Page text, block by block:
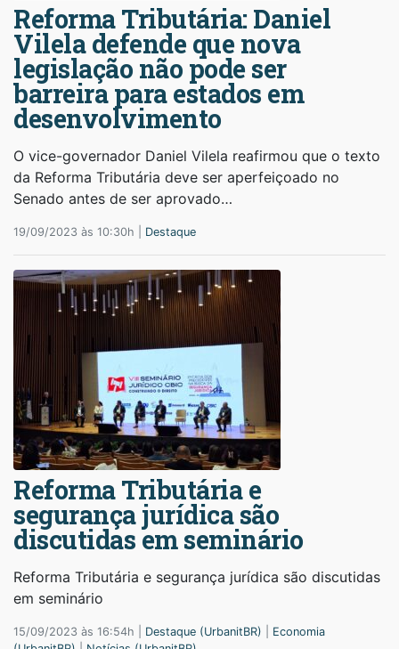
Reforma Tributária: Daniel
Vilela defende que nova
legislação não pode ser
barreira para estados em
desenvolvimento
O vice-governador Daniel Vilela reafirmou que o texto
da Reforma Tributária deve ser aperfeiçoado no
Senado antes de ser aprovado…
19/09/2023 às 10:30h | Destaque
Reforma Tributária e
segurança jurídica são
discutidas em seminário
Reforma Tributária e segurança jurídica são discutidas
em seminário
15/09/2023 às 16:54h | Destaque (UrbanitBR)
Economia